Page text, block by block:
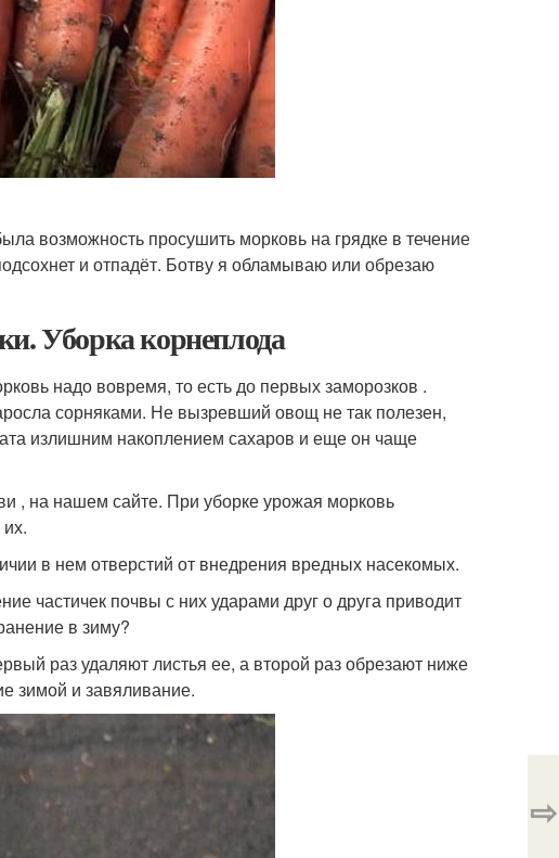
возможность просушить морковь на грядке в течение
и отпадёт. Ботву я обламываю или обрезаю
Уборка корнеплода
надо вовремя, то есть до первых заморозков .
сорняками. Не вызревший овощ не так полезен,
излишним накоплением сахаров и еще он чаще
, на нашем сайте. При уборке урожая морковь
в нем отверстий от внедрения вредных насекомых.
частичек почвы с них ударами друг о друга приводит
в зиму?
раз удаляют листья ее, а второй раз обрезают ниже
зимой и завяливание.
⇨